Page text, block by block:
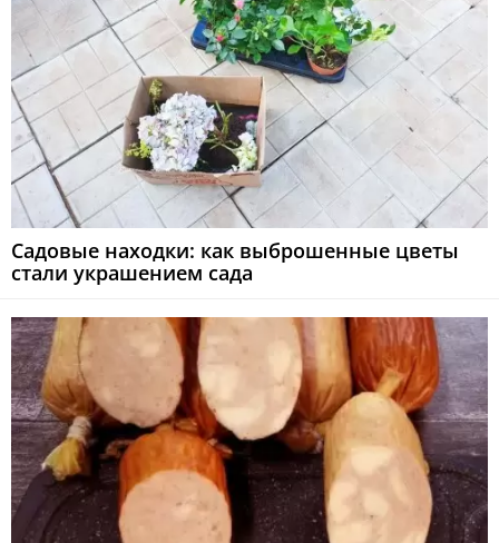
Садовые находки: как выброшенные цветы
стали украшением сада